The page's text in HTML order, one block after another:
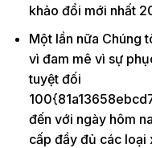
khảo đổi mới nhất
Một lần nữa Chúng
vì đam mê vì sự
tuyệt đối
đến với ngày hôm
cấp đầy đủ các loại